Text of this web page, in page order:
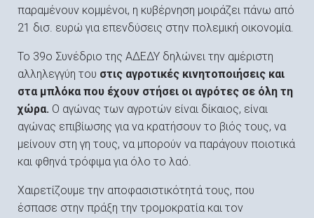
παραμένουν κομμένοι, η κυβέρνηση μοιράζει πάνω από
21 δισ. ευρώ για επενδύσεις στην πολεμική οικονομία.
Το 39ο Συνέδριο της ΑΔΕΔΥ δηλώνει την αμέριστη
αλληλεγγύη του στις αγροτικές κινητοποιήσεις και
στα μπλόκα που έχουν στήσει οι αγρότες σε όλη τη
χώρα. Ο αγώνας των αγροτών είναι δίκαιος, είναι
αγώνας επιβίωσης για να κρατήσουν το βιός τους, να
μείνουν στη γη τους, να μπορούν να παράγουν ποιοτικά
και φθηνά τρόφιμα για όλο το λαό.
Χαιρετίζουμε την αποφασιστικότητά τους, που
έσπασε στην πράξη την τρομοκρατία και τον